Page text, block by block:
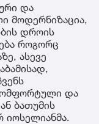
და
მოდერნიზაცია,
დროის
როგორც
ასევე
და
ბათუმის
იოსელიანმა.